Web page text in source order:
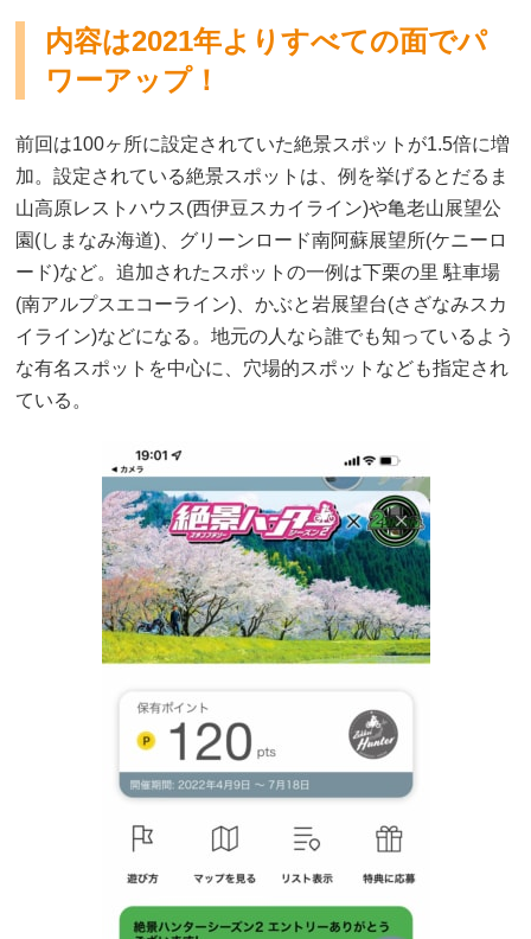
内容は2021年よりすべての面でパ
ワーアップ！
前回は100ヶ所に設定されていた絶景スポットが1.5倍に増
加。設定されている絶景スポットは、例を挙げるとだるま
山高原レストハウス(西伊豆スカイライン)や亀老山展望公
園(しまなみ海道)、グリーンロード南阿蘇展望所(ケニーロ
ード)など。追加されたスポットの一例は下栗の里 駐車場
(南アルプスエコーライン)、かぶと岩展望台(さざなみスカ
イライン)などになる。地元の人なら誰でも知っているよう
な有名スポットを中心に、穴場的スポットなども指定され
ている。